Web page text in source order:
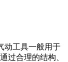
动工具一般用于
过合理的结构、